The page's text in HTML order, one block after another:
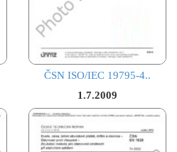
ČSN ISO/IEC 19795-4..
1.7.2009